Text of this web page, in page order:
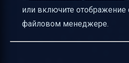
или включите
файловом менеджере.